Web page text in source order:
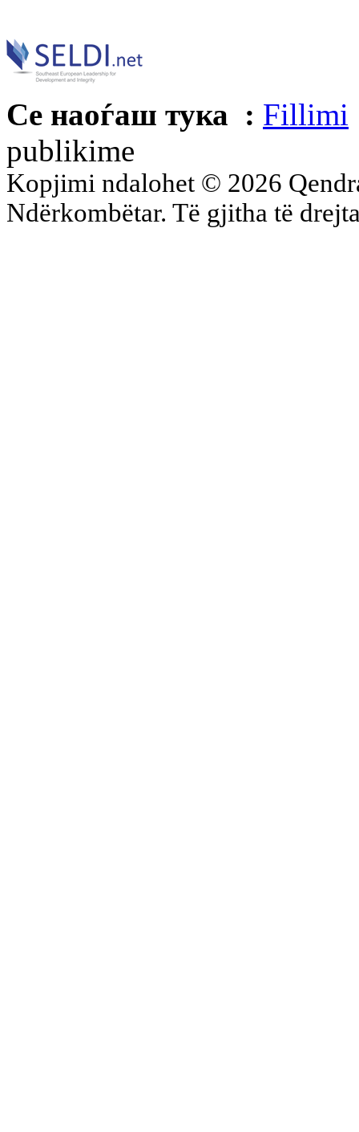
Се наоѓаш тука : Fillimi
publikime
Kopjimi ndalohet © 2026
Ndërkombëtar. Të gjitha të